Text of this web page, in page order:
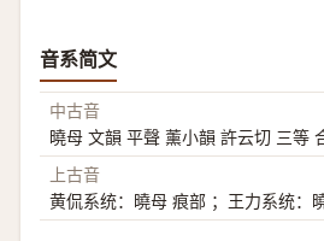
音系简文
中古音
曉母 文韻 平聲 薰小韻 許云切 三等
上古音
黄侃系统：曉母 痕部 ；王力系统：